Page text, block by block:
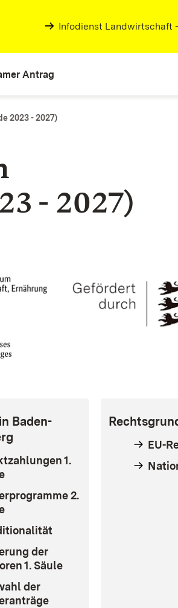
Infodienst Landwirtschaft
Antrag
2023 - 2027)
- 2027)
Baden-
1.
2.
der
1. Säule
der
EU-